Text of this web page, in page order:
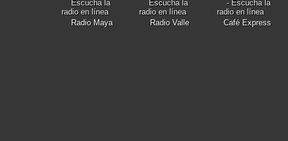
Radio Maya Radio Valle
Café Express